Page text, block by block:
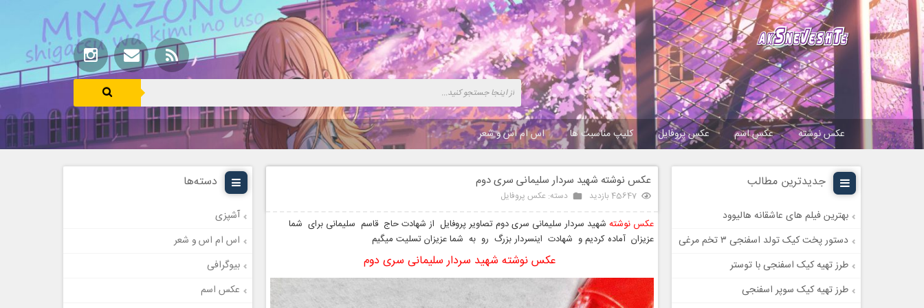
عکس نوشته عکس اسم عکس پروفایل کلیپ مناسبت ها اس ام اس و شعر
جدیدترین مطالب
بهترین فیلم های عاشقانه هالیوود
دستور پخت کیک تولد اسفنجی ۳ تخم مرغی
طرز تهیه کیک اسفنجی با توستر
طرز تهیه کیک سوپر اسفنجی
عکس نوشته شهید سردار سلیمانی سری دوم
45647 بازدید دسته: عکس پروفایل
عکس نوشته شهید سردار سلیمانی سری دوم تصاویر پروفایل از شهادت حاج قاسم سلیمانی برای شما
عزیزان آماده کردیم و شهادت اینسردار بزرگ رو به شما عزیزان تسلیت میگیم
عکس نوشته شهید سردار سلیمانی سری دوم
دسته‌ها
آشپزی
اس ام اس و شعر
بیوگرافی
عکس اسم